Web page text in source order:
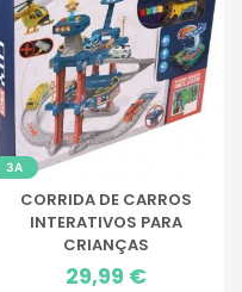
3A
CORRIDA DE CARROS
INTERATIVOS PARA
CRIANÇAS
Preço
29,99 €